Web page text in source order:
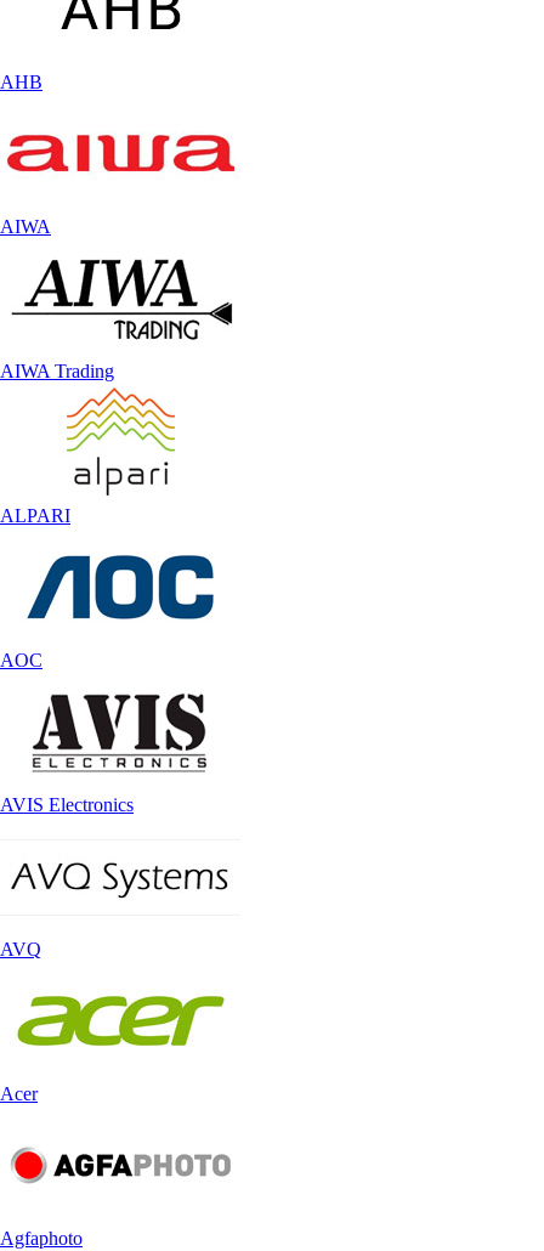
AHB
AIWA
AIWA Trading
ALPARI
AOC
AVIS Electronics
AVQ
Acer
Agfaphoto